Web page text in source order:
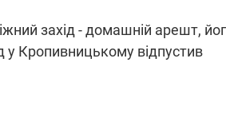
захід - домашній арешт,
у Кропивницькому відпустив